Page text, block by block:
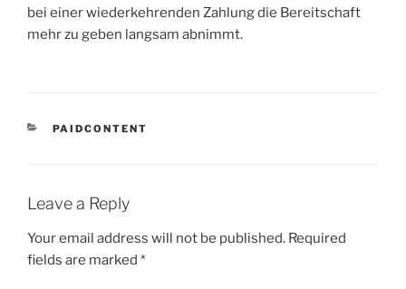
bei einer wiederkehrenden Zahlung die Bereitschaft
mehr zu geben langsam abnimmt.
CATEGORIES
PAIDCONTENT
Leave a Reply
Your email address will not be published. Required
fields are marked *